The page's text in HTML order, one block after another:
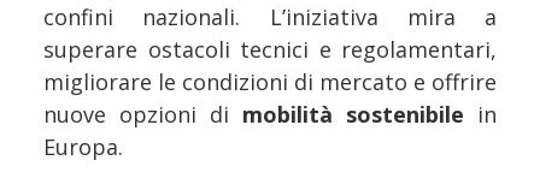
confini nazionali. L’iniziativa mira a
superare ostacoli tecnici e regolamentari,
migliorare le condizioni di mercato e offrire
nuove opzioni di mobilità sostenibile in
Europa.